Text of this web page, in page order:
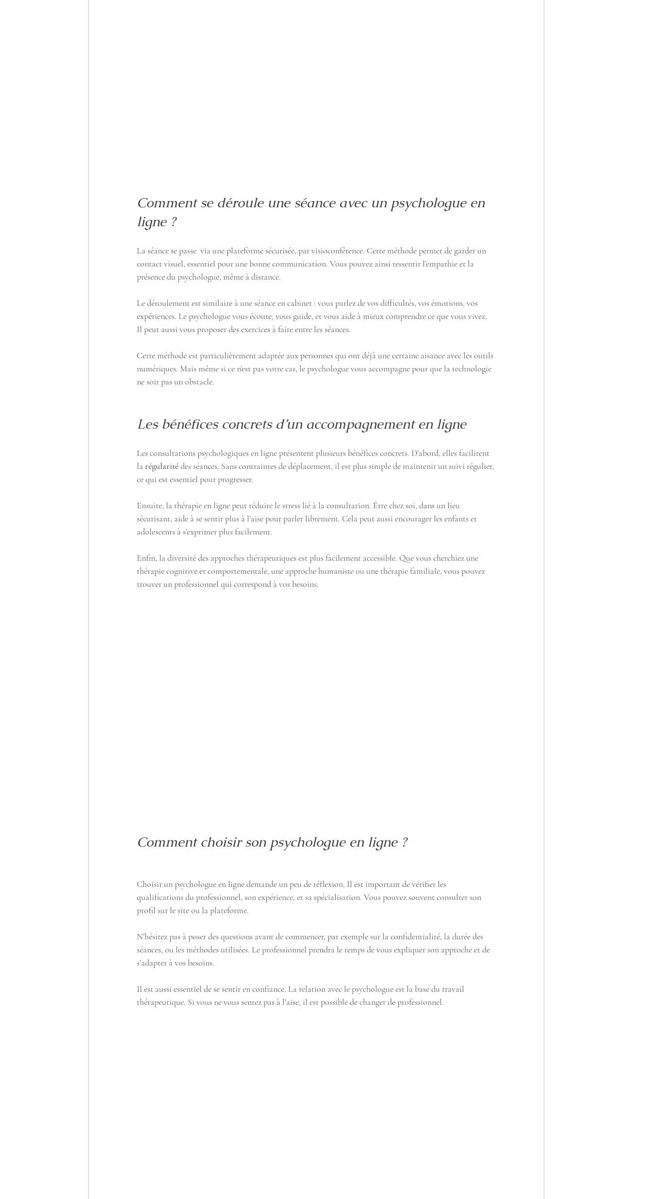
Comment se déroule une séance avec un psychologue en
ligne ?
La séance se passe  via une plateforme sécurisée, par visioconférence. Cette méthode permet de garder un
contact visuel, essentiel pour une bonne communication. Vous pouvez ainsi ressentir l’empathie et la
présence du psychologue, même à distance.
Le déroulement est similaire à une séance en cabinet : vous parlez de vos difficultés, vos émotions, vos
expériences. Le psychologue vous écoute, vous guide, et vous aide à mieux comprendre ce que vous vivez.
Il peut aussi vous proposer des exercices à faire entre les séances.
Cette méthode est particulièrement adaptée aux personnes qui ont déjà une certaine aisance avec les outils
numériques. Mais même si ce n’est pas votre cas, le psychologue vous accompagne pour que la technologie
ne soit pas un obstacle.
Les bénéfices concrets d’un accompagnement en ligne
Les consultations psychologiques en ligne présentent plusieurs bénéfices concrets. D’abord, elles facilitent
la régularité des séances. Sans contraintes de déplacement, il est plus simple de maintenir un suivi régulier,
ce qui est essentiel pour progresser.
Ensuite, la thérapie en ligne peut réduire le stress lié à la consultation. Être chez soi, dans un lieu
sécurisant, aide à se sentir plus à l’aise pour parler librement. Cela peut aussi encourager les enfants et
adolescents à s’exprimer plus facilement.
Enfin, la diversité des approches thérapeutiques est plus facilement accessible. Que vous cherchiez une
thérapie cognitive et comportementale, une approche humaniste ou une thérapie familiale, vous pouvez
trouver un professionnel qui correspond à vos besoins.
Comment choisir son psychologue en ligne ?
Choisir un psychologue en ligne demande un peu de réflexion. Il est important de vérifier les
qualifications du professionnel, son expérience, et sa spécialisation. Vous pouvez souvent consulter son
profil sur le site ou la plateforme.
N’hésitez pas à poser des questions avant de commencer, par exemple sur la confidentialité, la durée des
séances, ou les méthodes utilisées. Le professionnel prendra le temps de vous expliquer son approche et de
s’adapter à vos besoins.
Il est aussi essentiel de se sentir en confiance. La relation avec le psychologue est la base du travail
thérapeutique. Si vous ne vous sentez pas à l’aise, il est possible de changer de professionnel.